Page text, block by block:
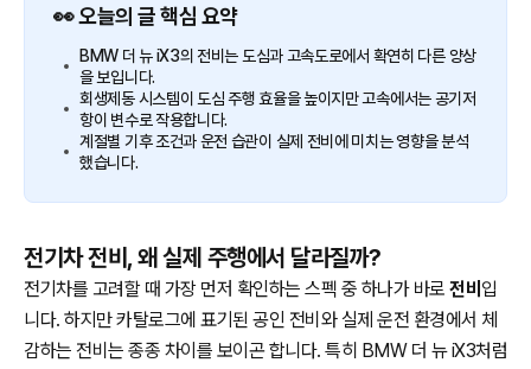
👀 오늘의 글 핵심 요약
BMW 더 뉴 iX3의 전비는 도심과 고속도로에서 확연히 다른 양상
을 보입니다.
회생제동 시스템이 도심 주행 효율을 높이지만 고속에서는 공기저
항이 변수로 작용합니다.
계절별 기후 조건과 운전 습관이 실제 전비에 미치는 영향을 분석
했습니다.
전기차 전비, 왜 실제 주행에서 달라질까?
전기차를 고려할 때 가장 먼저 확인하는 스펙 중 하나가 바로 전비 입
니다. 하지만 카탈로그에 표기된 공인 전비와 실제 운전 환경에서 체
감하는 전비는 종종 차이를 보이곤 합니다. 특히 BMW 더 뉴 iX3처럼